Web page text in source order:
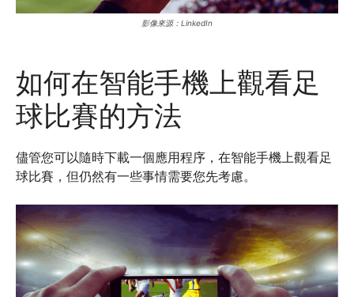
影像來源：LinkedIn
如何在智能手機上觀看足
球比賽的方法
儘管您可以隨時下載一個應用程序，在智能手機上觀看足
球比賽，但仍然有一些事情需要您先考慮。